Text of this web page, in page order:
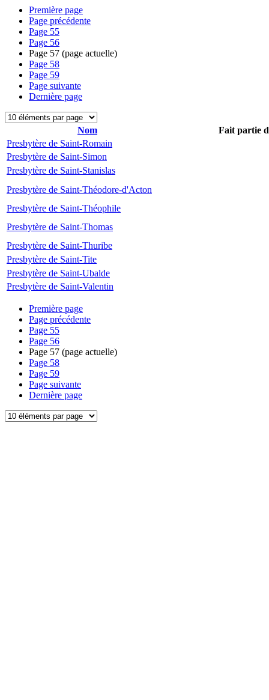
Première page
Page précédente
Page 55
Page 56
Page 57 (page actuelle)
Page 58
Page 59
Page suivante
Dernière page
Nom
Fait partie
Presbytère de Saint-Romain
Presbytère de Saint-Simon
Presbytère de Saint-Stanislas
Presbytère de Saint-Théodore-d'Acton
Presbytère de Saint-Théophile
Presbytère de Saint-Thomas
Presbytère de Saint-Thuribe
Presbytère de Saint-Tite
Presbytère de Saint-Ubalde
Presbytère de Saint-Valentin
Première page
Page précédente
Page 55
Page 56
Page 57 (page actuelle)
Page 58
Page 59
Page suivante
Dernière page